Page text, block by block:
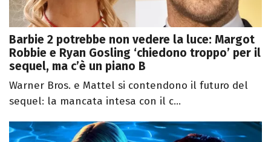
Barbie 2 potrebbe non vedere la luce: Margot
Robbie e Ryan Gosling ‘chiedono troppo’ per il
sequel, ma c’è un piano B
Warner Bros. e Mattel si contendono il futuro del
sequel: la mancata intesa con il c...